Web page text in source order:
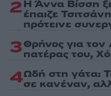
2Η Άννα Βίσση
έπαιζε
πρότεινε
3Θρήνος για
πατέρας του,
4Ωδή στη γάτα:
σε κανέναν,